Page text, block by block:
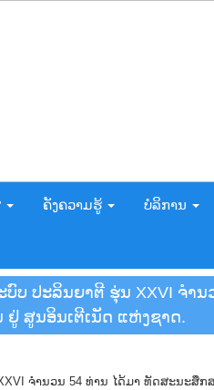
ຄັງຄວາມຮູ້ ບໍລິການ
ບ ປະລິນຍາຕີ ຮຸ່ນ XXVI ຈຳ
ສູນອິນເຕີເນັດ ແຫ່ງຊາດ.